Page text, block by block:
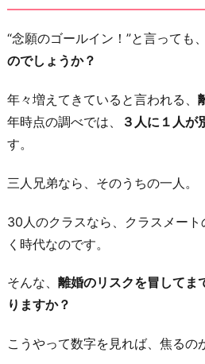
“念願のゴールイン！”と言っても
のでしょうか？
年々増えてきていると言われる、
年時点の調べでは、
３人に１人が
す。
三人兄弟なら、そのうちの一人。
30人のクラスなら、クラスメー
く時代なのです。
そんな、 離婚のリスクを冒してま
りますか？
こうやって数字を見れば、焦るの